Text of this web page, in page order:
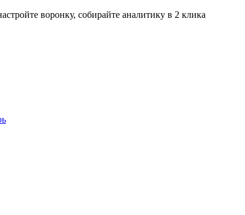
воронку, собирайте аналитику в 2 клика